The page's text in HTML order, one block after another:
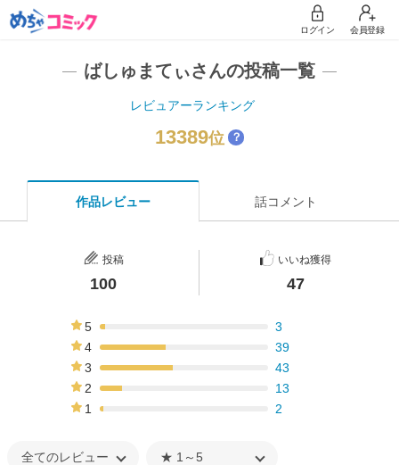
ログイン 会員登録
ばしゅまてぃさんの投稿一覧
レビュアーランキング
13389位 ？
作品レビュー 話コメント
投稿
100
いいね獲得
47
5
3
4
39
3
43
2
13
1
2